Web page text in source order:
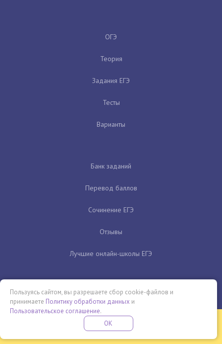
ОГЭ
Теория
Задания ЕГЭ
Тесты
Варианты
Банк заданий
Перевод баллов
Сочинение ЕГЭ
Отзывы
Лучшие онлайн-школы ЕГЭ
Бесплатная летняя школа
ПРОВЕДИ ЭТО ЛЕТО С ПОЛЬЗОЙ
Пользуясь сайтом, вы разрешаете сбор cookie-файлов и
принимаете Политику обработки данных и
Пользовательское соглашение.
OK